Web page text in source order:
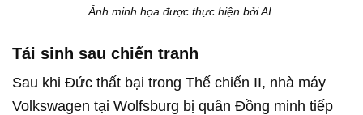
Ảnh minh họa được thực hiện bởi AI.
Tái sinh sau chiến tranh
Sau khi Đức thất bại trong Thế chiến II, nhà máy
Volkswagen tại Wolfsburg bị quân Đồng minh tiếp